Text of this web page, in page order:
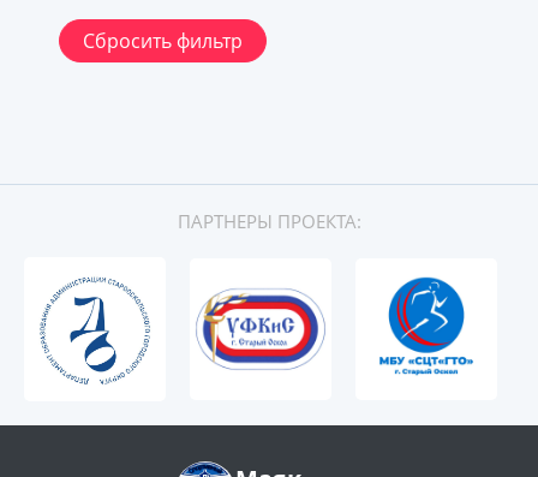
Сбросить фильтр
ПАРТНЕРЫ ПРОЕКТА: